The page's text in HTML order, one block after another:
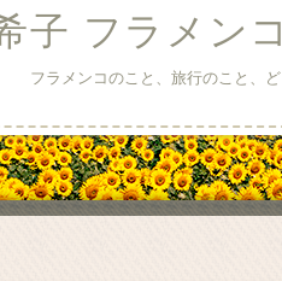
子 フラメ
フラメンコのこと、旅行のこと、